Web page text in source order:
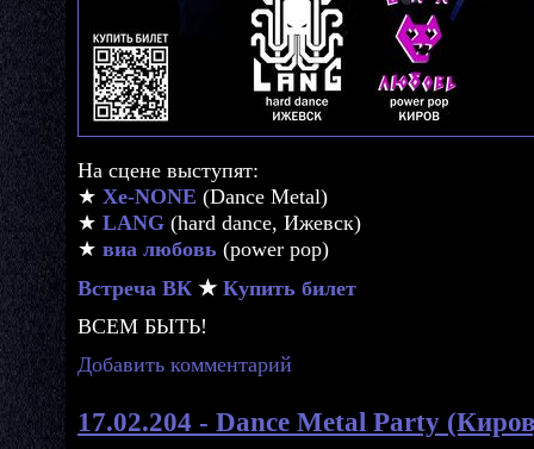
На сцене выступят:
★ Xe-NONE (Dance Metal)
★ LANG (hard dance, Ижевск)
★ виа любовь (power pop)
Встреча ВК ★ Купить билет
ВСЕМ БЫТЬ!
Добавить комментарий
17.02.204 - Dance Metal Party